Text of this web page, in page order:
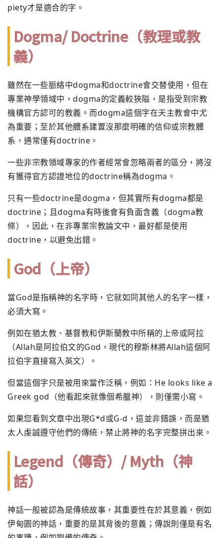
piety才是適合的字。
Dogma/ Doctrine（教理或教
義）
雖然在一些脈絡中dogma和doctrine會交替使用，但在
專業神學領域中，dogma的定義較狹隘，是指受到宗教
機構官方認可的教義。而dogma這個字在天主教會中尤
為重要；至於其他體系建置沒那麼明確的信仰或宗教體
系，通常僅有doctrine。
一些非宗教領域專家的作者經常會忽略兩者的區分，將沒
有獲得官方認證地位的doctrine稱為dogma。
只有一些doctrine是dogma，但其實所有dogma都是
doctrine；且dogma有時後會有負面含義（dogma教
條），因此，在非專業宗教論文中，最好都是使用
doctrine，以避免出錯。
God（上帝）
當God是指稱神的名字時，它就如同其他人的名字一樣，
必須大寫。
例如在猶太教、基督教和伊斯蘭教中所稱的上帝或阿拉
（Allah是阿拉伯文的God，現代的穆斯林將Allah這個阿
拉伯字直接寫入英文）。
但當這個字只是被用來當作泛稱，例如：He looks like a
Greek god（他看起來就像個希臘神），則僅需小寫。
如果您看到文章中出現G*d或G-d，這並非錯誤，而是猶
太人虔誠遵守他們的傳統，禁止將神的名字完整拼出來。
Legend（傳奇）/ Myth（神
話）
神話一般被認為是傳統故事，其重要性在於其意義，例如
伊甸園的神話，重要的是其背後的意義；傳說則僅是有名